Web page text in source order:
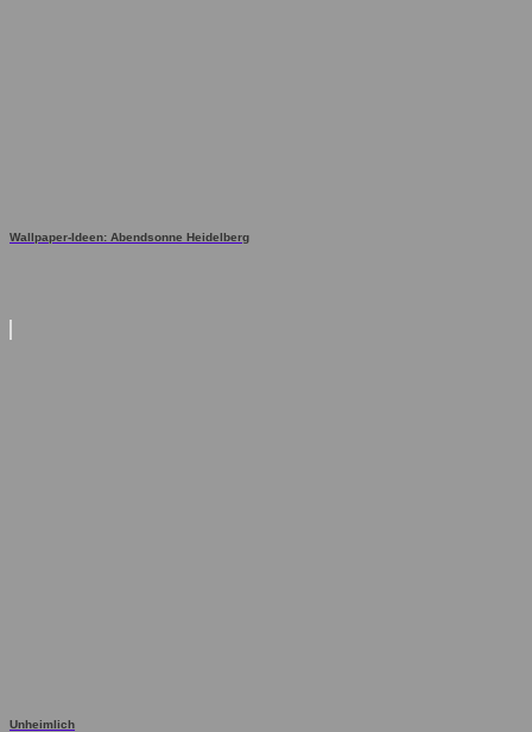
Wallpaper-Ideen: Abendsonne Heidelberg
Unheimlich